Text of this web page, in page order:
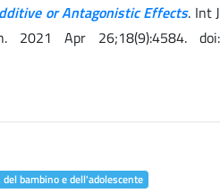
or Antagonistic Effects. Int J
2021 Apr 26;18(9):4584. doi:
bambino e dell'adolescente